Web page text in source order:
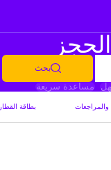
بحث
مساعدة سريعة
والمراجعات بطاقة القطار